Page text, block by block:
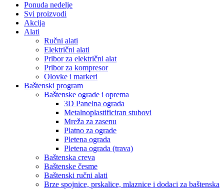
Ponuda nedelje
Svi proizvodi
Akcija
Alati
Ručni alati
Električni alati
Pribor za električni alat
Pribor za kompresor
Olovke i markeri
Baštenski program
Baštenske ograde i oprema
3D Panelna ograda
Metalnoplastificiran stubovi
Mreža za zasenu
Platno za ograde
Pletena ograda
Pletena ograda (trava)
Baštenska creva
Baštenske česme
Baštenski ručni alati
Brze spojnice, prskalice, mlaznice i dodaci za baštenska